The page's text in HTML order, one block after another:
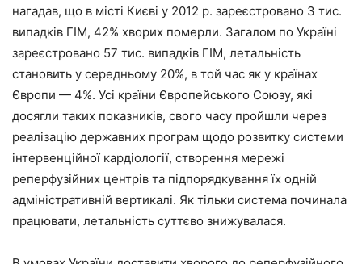
нагадав, що в місті Києві у 2012 р. зареєстровано 3 тис.
випадків ГІМ, 42% хворих померли. Загалом по Україні
зареєстровано 57 тис. випадків ГІМ, летальність
становить у середньому 20%, в той час як у країнах
Європи — 4%. Усі країни Європейського Союзу, які
досягли таких показників, свого часу пройшли через
реа­лізацію державних програм щодо розвитку системи
інтервенційної кардіології, створення мережі
реперфузійних центрів та підпорядкування їх одній
адміністративній вертикалі. Як тільки система починала
працювати, летальність суттєво знижувалася.